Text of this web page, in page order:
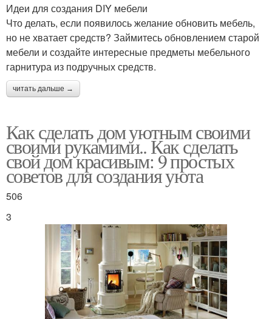
Идеи для создания DIY мебели
Что делать, если появилось желание обновить мебель,
но не хватает средств? Займитесь обновлением старой
мебели и создайте интересные предметы мебельного
гарнитура из подручных средств.
читать дальше →
Как сделать дом уютным своими
своими рукамими.. Как сделать
свой дом красивым: 9 простых
советов для создания уюта
506
3